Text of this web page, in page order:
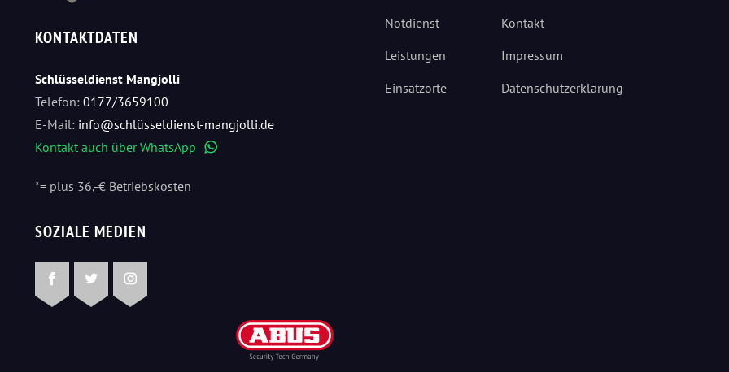
KONTAKTDATEN
Schlüsseldienst Mangjolli
Telefon: 0177/3659100
E-Mail: info@schlüsseldienst-mangjolli.de
Kontakt auch über WhatsApp
*= plus 36,-€ Betriebskosten
Notdienst
Leistungen
Einsatzorte
Kontakt
Impressum
Datenschutzerklärung
SOZIALE MEDIEN
FacebookTwitterInstagram